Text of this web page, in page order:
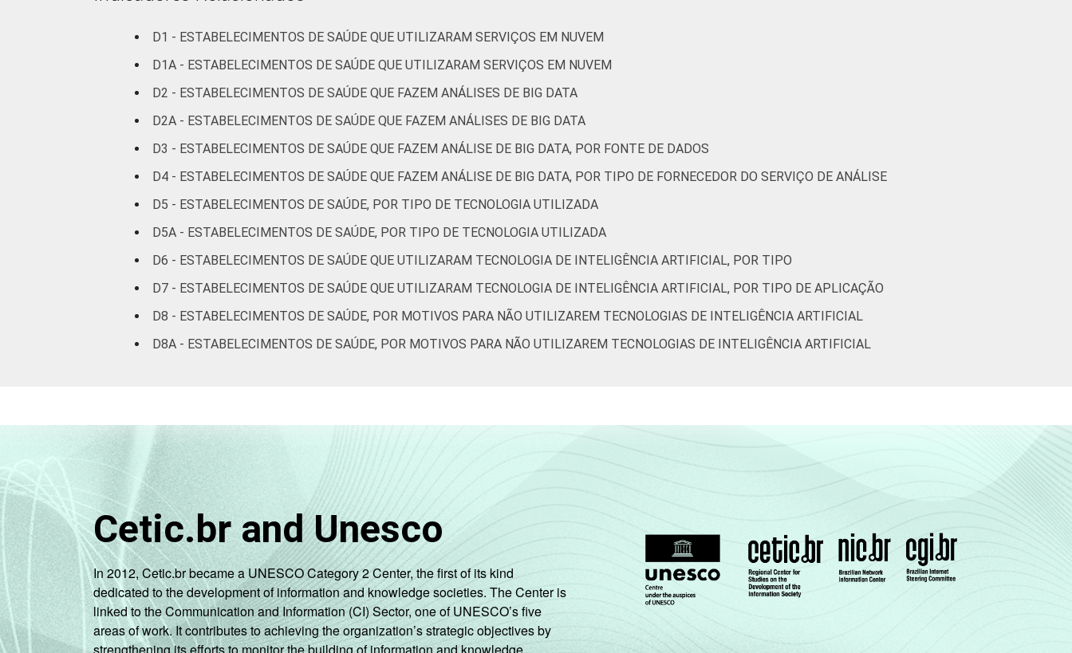
Fonte: CGI.br/NIC.br, Centro Regional de Estudos para o Desenvolvimento da Sociedade da Informação (Cetic.br), Pesquisa sobre o uso das
aos resultados da alternativa 'sim'.
D1 - ESTABELECIMENTOS DE SAÚDE QUE UTILIZARAM SERVIÇOS EM NUVEM
D1A - ESTABELECIMENTOS DE SAÚDE QUE UTILIZARAM SERVIÇOS EM NUVEM
D2 - ESTABELECIMENTOS DE SAÚDE QUE FAZEM ANÁLISES DE BIG DATA
D2A - ESTABELECIMENTOS DE SAÚDE QUE FAZEM ANÁLISES DE BIG DATA
D3 - ESTABELECIMENTOS DE SAÚDE QUE FAZEM ANÁLISE DE BIG DATA, POR FONTE DE DADOS
D4 - ESTABELECIMENTOS DE SAÚDE QUE FAZEM ANÁLISE DE BIG DATA, POR TIPO DE FORNECEDOR DO SERVIÇO DE ANÁLISE
D5 - ESTABELECIMENTOS DE SAÚDE, POR TIPO DE TECNOLOGIA UTILIZADA
D5A - ESTABELECIMENTOS DE SAÚDE, POR TIPO DE TECNOLOGIA UTILIZADA
D6 - ESTABELECIMENTOS DE SAÚDE QUE UTILIZARAM TECNOLOGIA DE INTELIGÊNCIA ARTIFICIAL, POR TIPO
D7 - ESTABELECIMENTOS DE SAÚDE QUE UTILIZARAM TECNOLOGIA DE INTELIGÊNCIA ARTIFICIAL, POR TIPO DE APLICAÇÃO
D8 - ESTABELECIMENTOS DE SAÚDE, POR MOTIVOS PARA NÃO UTILIZAREM TECNOLOGIAS DE INTELIGÊNCIA ARTIFICIAL
D8A - ESTABELECIMENTOS DE SAÚDE, POR MOTIVOS PARA NÃO UTILIZAREM TECNOLOGIAS DE INTELIGÊNCIA ARTIFICIAL
Cetic.br and Unesco
In 2012, Cetic.br became a UNESCO Category 2 Center, the first of its kind
dedicated to the development of information and knowledge societies. The Center is
linked to the Communication and Information (CI) Sector, one of UNESCO’s five
areas of work. It contributes to achieving the organization’s strategic objectives by